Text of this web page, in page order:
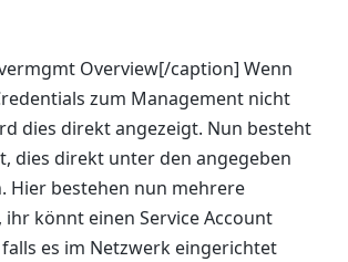
Overview[/caption] Wenn
zum Management nicht
dies direkt angezeigt. Nun besteht
dies direkt unter den angegeben
Hier bestehen nun mehrere
könnt einen Service Account
es im Netzwerk eingerichtet